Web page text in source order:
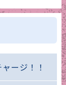
ージ！！